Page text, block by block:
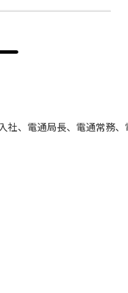
、電通局長、電通常務